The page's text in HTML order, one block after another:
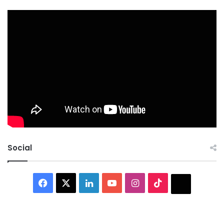
Social
Facebook LinkedInYouTubeInstagram